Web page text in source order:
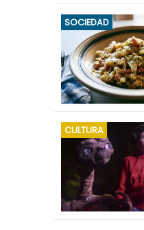
SOCIEDAD
CULTURA